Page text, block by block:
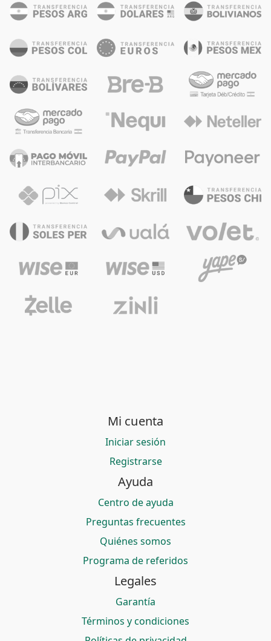
Mi cuenta
Iniciar sesión
Registrarse
Ayuda
Centro de ayuda
Preguntas frecuentes
Quiénes somos
Programa de referidos
Legales
Garantía
Términos y condiciones